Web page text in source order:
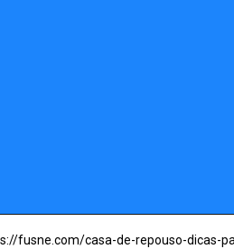
fusne.com/casa-de-repouso-dicas-